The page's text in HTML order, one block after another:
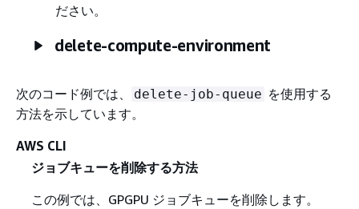
ださい。
delete-compute-environment
次のコード例では、 delete-job-queue を使用する
方法を示しています。
AWS CLI
ジョブキューを削除する方法
この例では、GPGPU ジョブキューを削除します。